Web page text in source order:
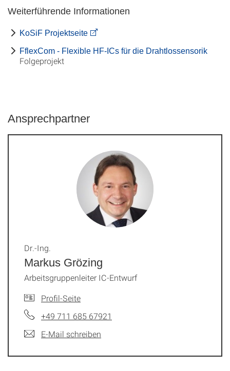
Weiterführende Informationen
KoSiF Projektseite
FflexCom - Flexible HF-ICs für die Drahtlossensorik
Folgeprojekt
Ansprechpartner
Markus Grözing
Dr.-Ing.
Arbeitsgruppenleiter IC-Entwurf
Profil-Seite
+49 711 685 67921
E-Mail schreiben